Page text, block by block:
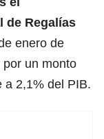
de Regalías
enero de
un monto
a 2,1% del PIB.